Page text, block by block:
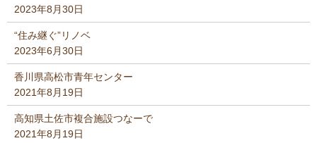
2023年8月30日
“住み継ぐ”リノベ
2023年6月30日
香川県高松市青年センター
2021年8月19日
高知県土佐市複合施設つなーで
2021年8月19日